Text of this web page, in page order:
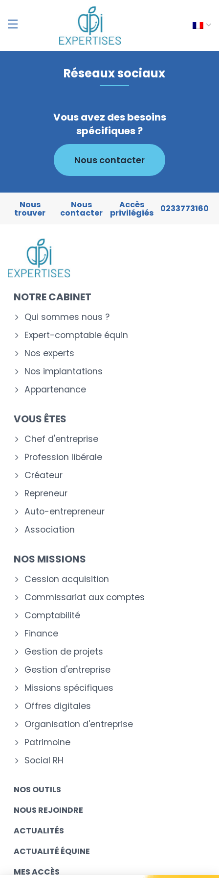
Réseaux sociaux
Vous avez des besoins
spécifiques ?
Nous contacter
Nous
trouver
Nous
contacter
Accès
privilégiés 0233773160
NOTRE CABINET
Qui sommes nous ?
Expert-comptable équin
Nos experts
Nos implantations
Appartenance
VOUS ÊTES
Chef d'entreprise
Profession libérale
Créateur
Repreneur
Auto-entrepreneur
Association
NOS MISSIONS
Cession acquisition
Commissariat aux comptes
Comptabilité
Finance
Gestion de projets
Gestion d'entreprise
Missions spécifiques
Offres digitales
Organisation d'entreprise
Patrimoine
Social RH
NOS OUTILS
NOUS REJOINDRE
ACTUALITÉS
ACTUALITÉ ÉQUINE
MES ACCÈS